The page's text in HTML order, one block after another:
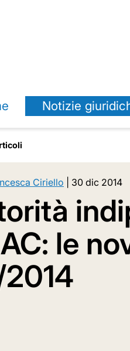
Notizie
Ciriello 30 dic 2014
le